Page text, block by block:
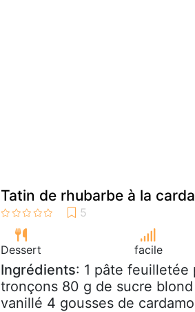
Tatin de rhubarbe à la
Dessert facile
Ingrédients: 1 pâte feuilletée
tronçons 80 g de sucre
vanillé 4 gousses de